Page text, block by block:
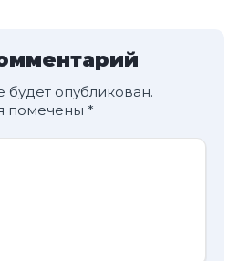
опубликован.
помечены *